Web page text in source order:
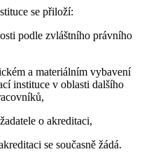
se přiloží:
podle zvláštního právního
a materiálním vybavení
instituce v oblasti dalšího
o akreditaci,
se současně žádá.